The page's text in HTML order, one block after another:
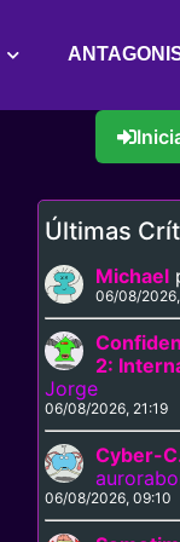
Últimas
Michael
06/08/2026,
2:
Jorge
06/08/2026, 21:19
Cyber-
06/08/2026, 09:10